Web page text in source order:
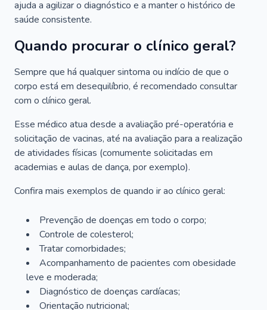
ajuda a agilizar o diagnóstico e a manter o histórico de
saúde consistente.
Quando procurar o clínico geral?
Sempre que há qualquer sintoma ou indício de que o
corpo está em desequilíbrio, é recomendado consultar
com o clínico geral.
Esse médico atua desde a avaliação pré-operatória e
solicitação de vacinas, até na avaliação para a realização
de atividades físicas (comumente solicitadas em
academias e aulas de dança, por exemplo).
Confira mais exemplos de quando ir ao clínico geral:
Prevenção de doenças em todo o corpo;
Controle de colesterol;
Tratar comorbidades;
Acompanhamento de pacientes com obesidade
leve e moderada;
Diagnóstico de doenças cardíacas;
Orientação nutricional;